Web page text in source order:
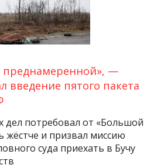
преднамеренной», —
введение пятого пакета
дел потребовал от «Большой
жёстче и призвал миссию
суда приехать в Бучу